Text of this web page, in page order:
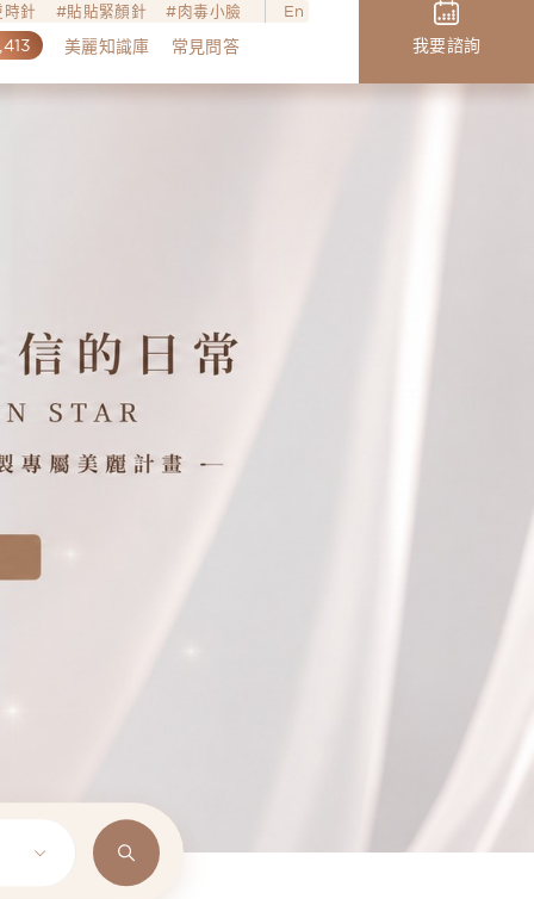
針 貼貼緊顏針 肉毒小臉 En
美麗知識庫 常見問答 我要諮詢